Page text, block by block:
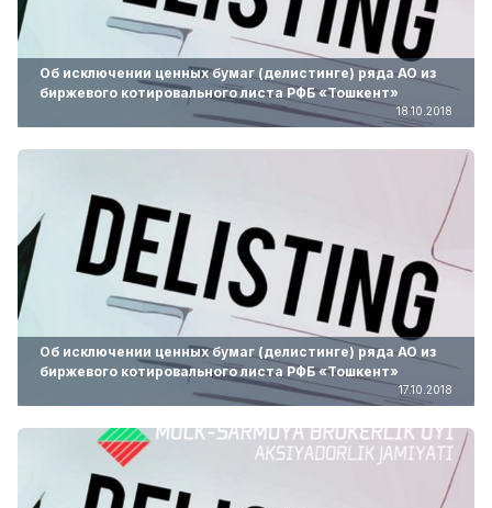
Об исключении ценных бумаг (делистинге) ряда АО из
биржевого котировального листа РФБ «Тошкент»
18.10.2018
Об исключении ценных бумаг (делистинге) ряда АО из
биржевого котировального листа РФБ «Тошкент»
17.10.2018